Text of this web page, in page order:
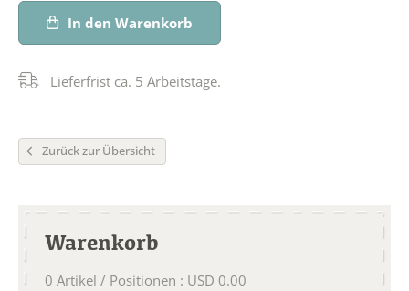
In den Warenkorb
Lieferfrist ca. 5 Arbeitstage.
Zurück zur Übersicht
Warenkorb
0 Artikel / Positionen : USD 0.00